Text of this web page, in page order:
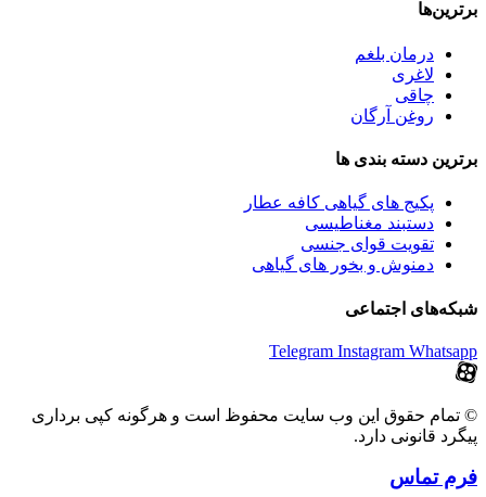
برترین‌ها
درمان بلغم
لاغری
چاقی
روغن آرگان
برترین‌ دسته بندی ها
پکیج های گیاهی کافه عطار
دستبند مغناطیسی
تقویت قوای جنسی
دمنوش و بخور های گیاهی
شبکه‌های اجتماعی
Telegram Instagram Whatsapp
© تمام حقوق این وب سایت محفوظ است و هرگونه کپی برداری
پیگرد قانونی دارد.
فرم تماس